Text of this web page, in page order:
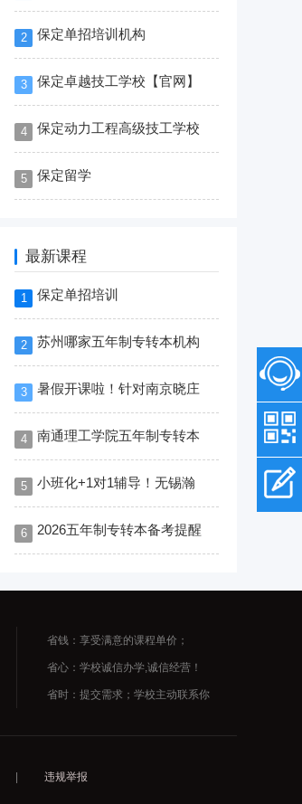
2 保定单招培训机构
3 保定卓越技工学校【官网】
4 保定动力工程高级技工学校
5 保定留学
最新课程
1 保定单招培训
2 苏州哪家五年制专转本机构
3 暑假开课啦！针对南京晓庄
4 南通理工学院五年制专转本
5 小班化+1对1辅导！无锡瀚
6 2026五年制专转本备考提醒
省钱：享受满意的课程单价；
省心：学校诚信办学,诚信经营！
省时：提交需求；学校主动联系你
违规举报